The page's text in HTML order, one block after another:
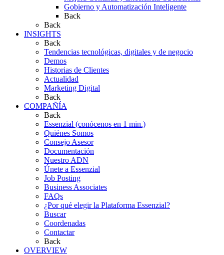
Gobierno y Automatización Inteligente
Back
Back
INSIGHTS
Back
Tendencias tecnológicas, digitales y de negocio
Demos
Historias de Clientes
Actualidad
Marketing Digital
Back
COMPAÑÍA
Back
Essenzial (conócenos en 1 min.)
Quiénes Somos
Consejo Asesor
Documentación
Nuestro ADN
Únete a Essenzial
Job Posting
Business Associates
FAQs
¿Por qué elegir la Plataforma Essenzial?
Buscar
Coordenadas
Contactar
Back
OVERVIEW